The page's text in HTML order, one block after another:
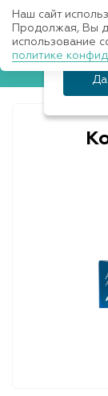
Ваш
Да
Наш сайт
Продолжая, Вы
использование
политике